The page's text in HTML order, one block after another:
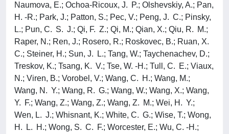
Naumova, E.; Ochoa-Ricoux, J. P.; Olshevskiy, A.; Pan,
H. -R.; Park, J.; Patton, S.; Pec, V.; Peng, J. C.; Pinsky,
L.; Pun, C. S. J.; Qi, F. Z.; Qi, M.; Qian, X.; Qiu, R. M.;
Raper, N.; Ren, J.; Rosero, R.; Roskovec, B.; Ruan, X.
C.; Steiner, H.; Sun, J. L.; Tang, W.; Taychenachev, D.;
Treskov, K.; Tsang, K. V.; Tse, W. -H.; Tull, C. E.; Viaux,
N.; Viren, B.; Vorobel, V.; Wang, C. H.; Wang, M.;
Wang, N. Y.; Wang, R. G.; Wang, W.; Wang, X.; Wang,
Y. F.; Wang, Z.; Wang, Z.; Wang, Z. M.; Wei, H. Y.;
Wen, L. J.; Whisnant, K.; White, C. G.; Wise, T.; Wong,
H. L. H.; Wong, S. C. F.; Worcester, E.; Wu, C. -H.;